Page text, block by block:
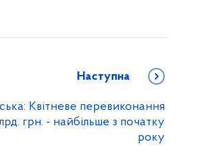
Наступна
Квітневе перевиконання
грн. - найбільше з початку
року